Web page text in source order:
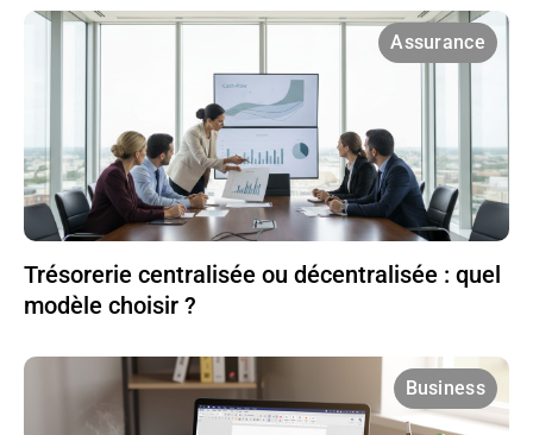
Assurance
Trésorerie centralisée ou décentralisée : quel
modèle choisir ?
Business